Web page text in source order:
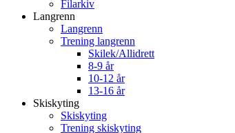
Filarkiv
Langrenn
Langrenn
Trening langrenn
Skilek/Allidrett
8-9 år
10-12 år
13-16 år
Skiskyting
Skiskyting
Trening skiskyting